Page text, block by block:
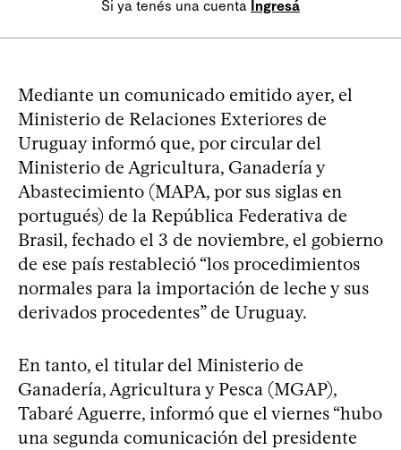
Si ya tenés una cuenta Ingresá
Mediante un comunicado emitido ayer, el
Ministerio de Relaciones Exteriores de
Uruguay informó que, por circular del
Ministerio de Agricultura, Ganadería y
Abastecimiento (MAPA, por sus siglas en
portugués) de la República Federativa de
Brasil, fechado el 3 de noviembre, el gobierno
de ese país restableció “los procedimientos
normales para la importación de leche y sus
derivados procedentes” de Uruguay.
En tanto, el titular del Ministerio de
Ganadería, Agricultura y Pesca (MGAP),
Tabaré Aguerre, informó que el viernes “hubo
una segunda comunicación del presidente